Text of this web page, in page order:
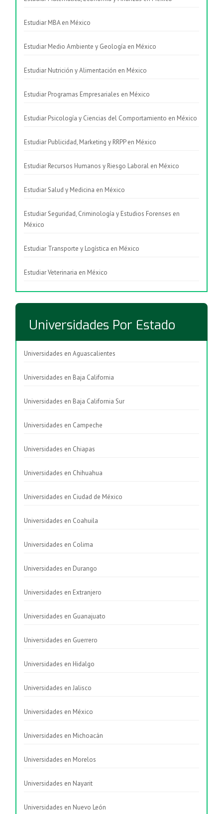
Estudiar MBA en México
Estudiar Medio Ambiente y Geología en México
Estudiar Nutrición y Alimentación en México
Estudiar Programas Empresariales en México
Estudiar Psicología y Ciencias del Comportamiento en México
Estudiar Publicidad, Marketing y RRPP en México
Estudiar Recursos Humanos y Riesgo Laboral en México
Estudiar Salud y Medicina en México
Estudiar Seguridad, Criminología y Estudios Forenses en
México
Estudiar Transporte y Logística en México
Estudiar Veterinaria en México
Universidades Por Estado
Universidades en Aguascalientes
Universidades en Baja California
Universidades en Baja California Sur
Universidades en Campeche
Universidades en Chiapas
Universidades en Chihuahua
Universidades en Ciudad de México
Universidades en Coahuila
Universidades en Colima
Universidades en Durango
Universidades en Extranjero
Universidades en Guanajuato
Universidades en Guerrero
Universidades en Hidalgo
Universidades en Jalisco
Universidades en México
Universidades en Michoacán
Universidades en Morelos
Universidades en Nayarit
Universidades en Nuevo León